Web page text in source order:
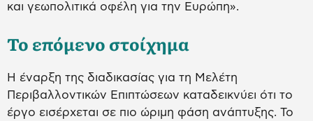
και γεωπολιτικά οφέλη για την Ευρώπη».
Το επόμενο στοίχημα
Η έναρξη της διαδικασίας για τη Μελέτη
Περιβαλλοντικών Επιπτώσεων καταδεικνύει ότι το
έργο εισέρχεται σε πιο ώριμη φάση ανάπτυξης. Το